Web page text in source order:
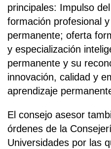
principales: Impulso
formación profesional
permanente; oferta
y especialización
permanente y su
innovación, calidad y
aprendizaje
El consejo asesor
órdenes de la
Universidades por las